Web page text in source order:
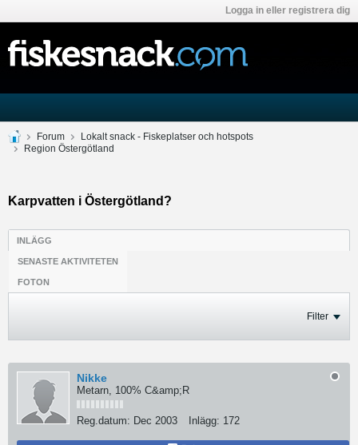
Logga in eller registrera dig
Forum
Lokalt snack - Fiskeplatser och hotspots
Region Östergötland
Karpvatten i Östergötland?
INLÄGG
SENASTE AKTIVITETEN
FOTON
Filter
Nikke
Metarn, 100% C&amp;R
Reg.datum: Dec 2003 Inlägg: 172